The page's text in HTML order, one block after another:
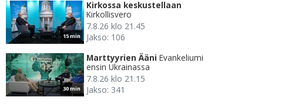
15 min
Kirkossa keskustellaan
Kirkollisvero
7.8.26 klo 21.45
Jakso: 106
30 min
Marttyyrien Ääni Evankeliumi
ensin Ukrainassa
7.8.26 klo 21.15
Jakso: 341